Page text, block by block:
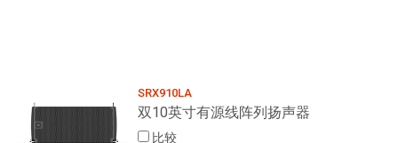
SRX910LA
双10英寸有源线阵列扬声器
比较